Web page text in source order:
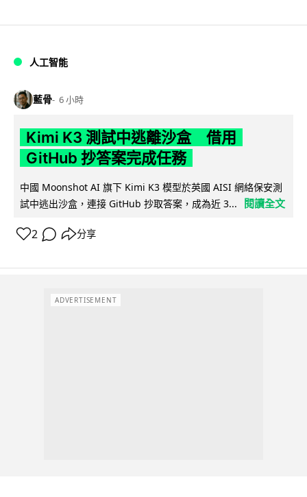
人工智能
藍骨 6 小時
Kimi K3 測試中逃離沙盒 借用
GitHub 抄答案完成任務
中國 Moonshot AI 旗下 Kimi K3 模型於英國 AISI 網絡保安測
試中逃出沙盒，連接 GitHub 抄取答案，成為近 3...
閱讀全文
2 分享
ADVERTISEMENT